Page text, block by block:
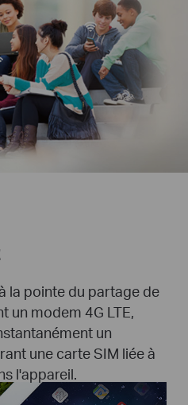
la pointe du partage de
un modem 4G LTE,
un
une carte SIM liée à
l'appareil.